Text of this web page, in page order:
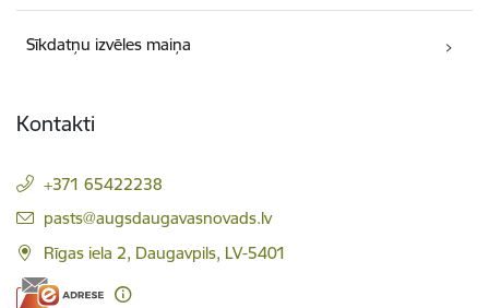
Sīkdatņu izvēles maiņa
Kontakti
+371 65422238
E-pasts:
pasts@augsdaugavasnovads.lv
Rīgas iela 2, Daugavpils, LV-5401